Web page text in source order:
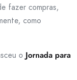
fazer compras,
como
o Jornada para